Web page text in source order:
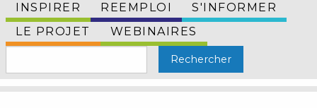
INSPIRER
REEMPLOI
S'INFORMER
LE PROJET
WEBINAIRES